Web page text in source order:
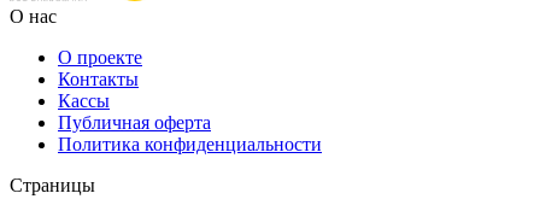
О нас
О проекте
Контакты
Кассы
Публичная оферта
Политика конфиденциальности
Страницы